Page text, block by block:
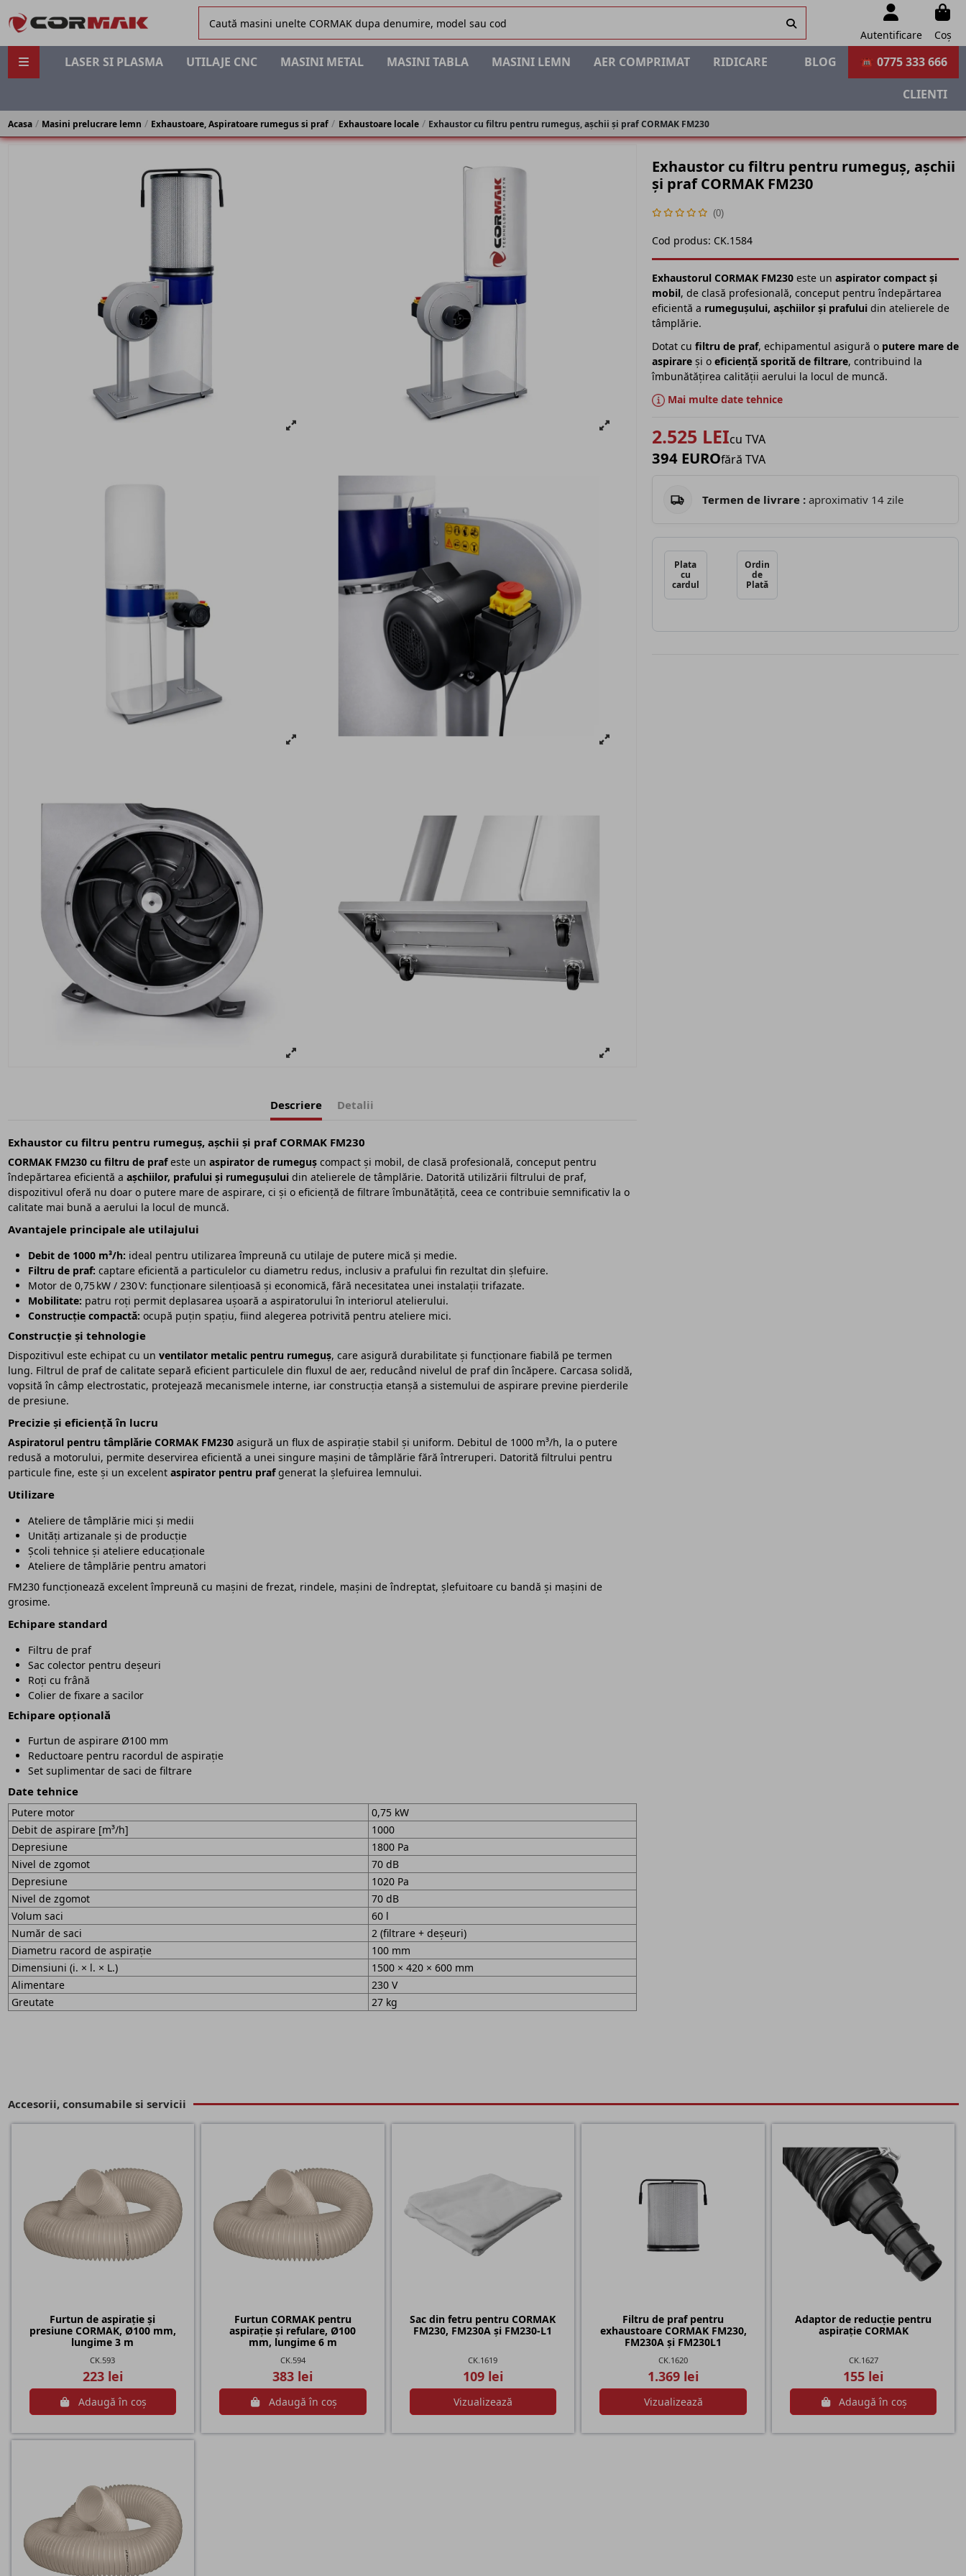
Autentificare Coș
☎ 0775 333 666
LASER SI PLASMA UTILAJE CNC MASINI METAL MASINI TABLA MASINI LEMN AER COMPRIMAT RIDICARE BLOG
CLIENTI
Acasa Masini prelucrare lemn Exhaustoare, Aspiratoare rumegus si praf Exhaustoare locale Exhaustor cu filtru pentru rumeguș, așchii și praf CORMAK FM230
Descriere Detalii
Exhaustor cu filtru pentru rumeguș, așchii și praf CORMAK FM230
CORMAK FM230 cu filtru de prafeste un aspirator de rumegușcompact și mobil, de clasă profesională, conceput pentru
îndepărtarea eficientă a așchiilor, prafului și rumegușuluidin atelierele de tâmplărie. Datorită utilizării filtrului de praf,
dispozitivul oferă nu doar o putere mare de aspirare, ci și o eficiență de filtrare îmbunătățită, ceea ce contribuie semnificativ la o
calitate mai bună a aerului la locul de muncă.
Avantajele principale ale utilajului
Debit de 1000 m³/h: ideal pentru utilizarea împreună cu utilaje de putere mică și medie.
Filtru de praf: captare eficientă a particulelor cu diametru redus, inclusiv a prafului fin rezultat din șlefuire.
Motor de 0,75 kW / 230 V: funcționare silențioasă și economică, fără necesitatea unei instalații trifazate.
Mobilitate: patru roți permit deplasarea ușoară a aspiratorului în interiorul atelierului.
Construcție compactă: ocupă puțin spațiu, fiind alegerea potrivită pentru ateliere mici.
Construcție și tehnologie
Dispozitivul este echipat cu un ventilator metalic pentru rumeguș, care asigură durabilitate și funcționare fiabilă pe termen
lung. Filtrul de praf de calitate separă eficient particulele din fluxul de aer, reducând nivelul de praf din încăpere. Carcasa solidă,
vopsită în câmp electrostatic, protejează mecanismele interne, iar construcția etanșă a sistemului de aspirare previne pierderile
de presiune.
Precizie și eficiență în lucru
Aspiratorul pentru tâmplărie CORMAK FM230asigură un flux de aspirație stabil și uniform. Debitul de 1000 m³/h, la o putere
redusă a motorului, permite deservirea eficientă a unei singure mașini de tâmplărie fără întreruperi. Datorită filtrului pentru
particule fine, este și un excelent aspirator pentru prafgenerat la șlefuirea lemnului.
Utilizare
Ateliere de tâmplărie mici și medii
Unități artizanale și de producție
Școli tehnice și ateliere educaționale
Ateliere de tâmplărie pentru amatori
FM230 funcționează excelent împreună cu mașini de frezat, rindele, mașini de îndreptat, șlefuitoare cu bandă și mașini de
grosime.
Echipare standard
Filtru de praf
Sac colector pentru deșeuri
Roți cu frână
Colier de fixare a sacilor
Echipare opțională
Furtun de aspirare Ø100 mm
Reductoare pentru racordul de aspirație
Set suplimentar de saci de filtrare
Date tehnice
Putere motor
0,75 kW
Debit de aspirare [m³/h]
1000
Depresiune
1800 Pa
Nivel de zgomot
70 dB
Depresiune
1020 Pa
Nivel de zgomot
70 dB
Volum saci
60 l
Număr de saci
2 (filtrare + deșeuri)
Diametru racord de aspirație
100 mm
Dimensiuni (i. × l. × L.)
1500 × 420 × 600 mm
Alimentare
230 V
Greutate
27 kg
Exhaustor cu filtru pentru rumeguș, așchii
și praf CORMAK FM230
(0)
Cod produs: CK.1584
Exhaustorul CORMAK FM230este un aspirator compact și
mobil, de clasă profesională, conceput pentru îndepărtarea
eficientă a rumegușului, așchiilor și prafuluidin atelierele de
tâmplărie.
Dotat cu filtru de praf, echipamentul asigură o putere mare de
aspirareși o eficiență sporită de filtrare, contribuind la
îmbunătățirea calității aerului la locul de muncă.
Mai multe date tehnice
2.525 LEIcu TVA
394 EUROfără TVA
Termen de livrare : aproximativ 14 zile
Plata
cu
cardul
Ordin
de
Plată
Accesorii, consumabile si servicii
Furtun de aspirație și
presiune CORMAK, Ø100 mm,
lungime 3 m
CK.593
223 lei
Adaugă în coș
Furtun CORMAK pentru
aspirație și refulare, Ø100
mm, lungime 6 m
CK.594
383 lei
Adaugă în coș
Sac din fetru pentru CORMAK
FM230, FM230A și FM230-L1
CK.1619
109 lei
Vizualizează
Filtru de praf pentru
exhaustoare CORMAK FM230,
FM230A și FM230L1
CK.1620
1.369 lei
Vizualizează
Adaptor de reducție pentru
aspirație CORMAK
CK.1627
155 lei
Adaugă în coș